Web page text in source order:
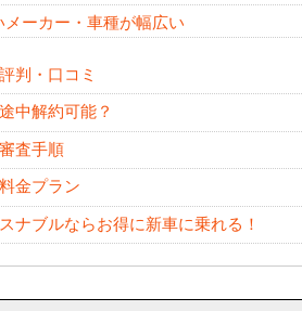
ーカー・車種が幅広い
判・口コミ
中解約可能？
査手順
金プラン
ナブルならお得に新車に乗れる！